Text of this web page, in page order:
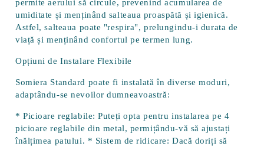
permite aerului să circule, prevenind acumularea de
umiditate și menținând salteaua proaspătă și igienică.
Astfel, salteaua poate "respira", prelungindu-i durata de
viață și menținând confortul pe termen lung.
Opțiuni de Instalare Flexibile
Somiera Standard poate fi instalată în diverse moduri,
adaptându-se nevoilor dumneavoastră:
*Picioare reglabile: Puteți opta pentru instalarea pe 4
picioare reglabile din metal, permițându-vă să ajustați
înălțimea patului. * Sistem de ridicare: Dacă doriți să